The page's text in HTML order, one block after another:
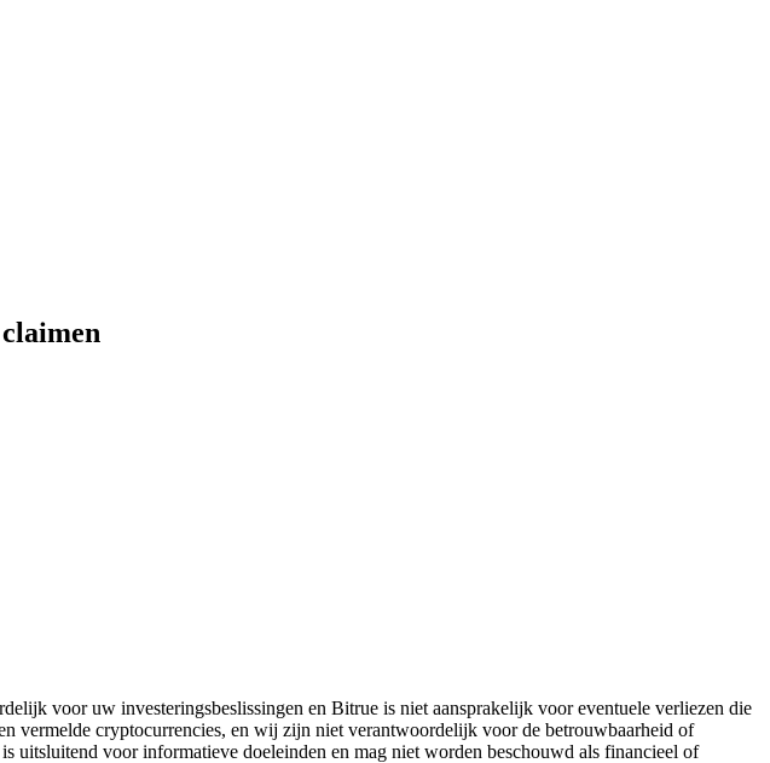
voor uw investeringsbeslissingen en Bitrue is niet aansprakelijk voor eventuele verliezen die
vermelde cryptocurrencies, en wij zijn niet verantwoordelijk voor de betrouwbaarheid of
voor informatieve doeleinden en mag niet worden beschouwd als financieel of